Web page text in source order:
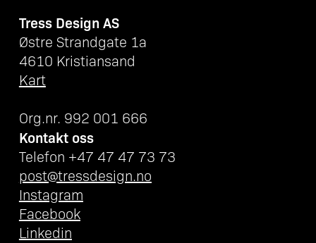
Tress Design AS
Østre Strandgate 1a
4610 Kristiansand
Kart
Org.nr. 992 001 666
Kontakt oss
Telefon +47 47 47 73 73
post@tressdesign.no
Instagram
Facebook
Linkedin